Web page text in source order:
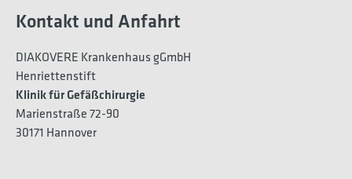
Kontakt und Anfahrt
DIAKOVERE Krankenhaus gGmbH
Henriettenstift
Klinik für Gefäßchirurgie
Marienstraße 72-90
30171 Hannover